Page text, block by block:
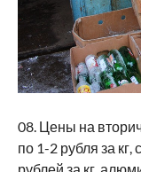
08. Цены на
по 1-2 рубля за кг,